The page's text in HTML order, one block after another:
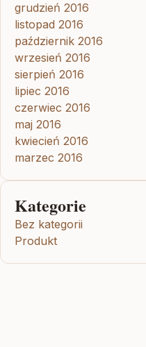
grudzień 2016
listopad 2016
październik 2016
wrzesień 2016
sierpień 2016
lipiec 2016
czerwiec 2016
maj 2016
kwiecień 2016
marzec 2016
Kategorie
Bez kategorii
Produkt